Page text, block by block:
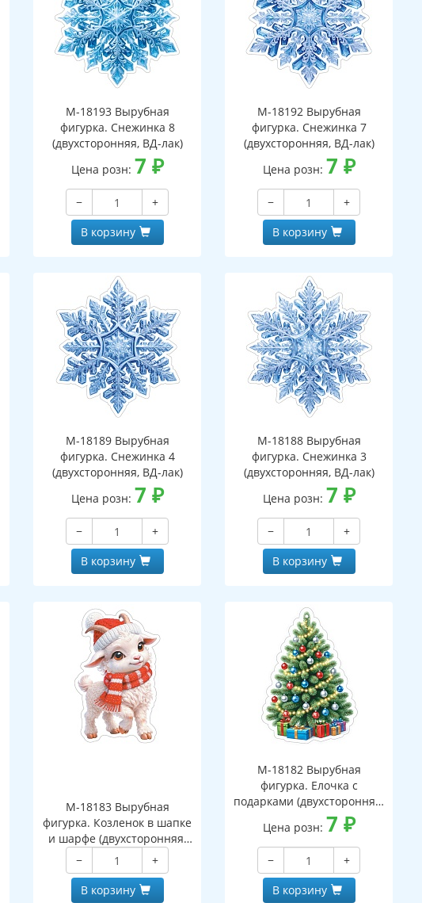
М-18193 Вырубная
фигурка. Снежинка 8
(двухсторонняя, ВД-лак)
Цена розн: 7 ₽
−
+
В корзину
М-18192 Вырубная
фигурка. Снежинка 7
(двухсторонняя, ВД-лак)
Цена розн: 7 ₽
−
+
В корзину
М-18189 Вырубная
фигурка. Снежинка 4
(двухсторонняя, ВД-лак)
Цена розн: 7 ₽
−
+
В корзину
М-18188 Вырубная
фигурка. Снежинка 3
(двухсторонняя, ВД-лак)
Цена розн: 7 ₽
−
+
В корзину
М-18183 Вырубная
фигурка. Козленок в шапке
и шарфе (двухсторонняя,
ВД-лак)
−
+
В корзину
М-18182 Вырубная
фигурка. Елочка с
подарками (двухсторонняя,
ВД-лак)
Цена розн: 7 ₽
−
+
В корзину